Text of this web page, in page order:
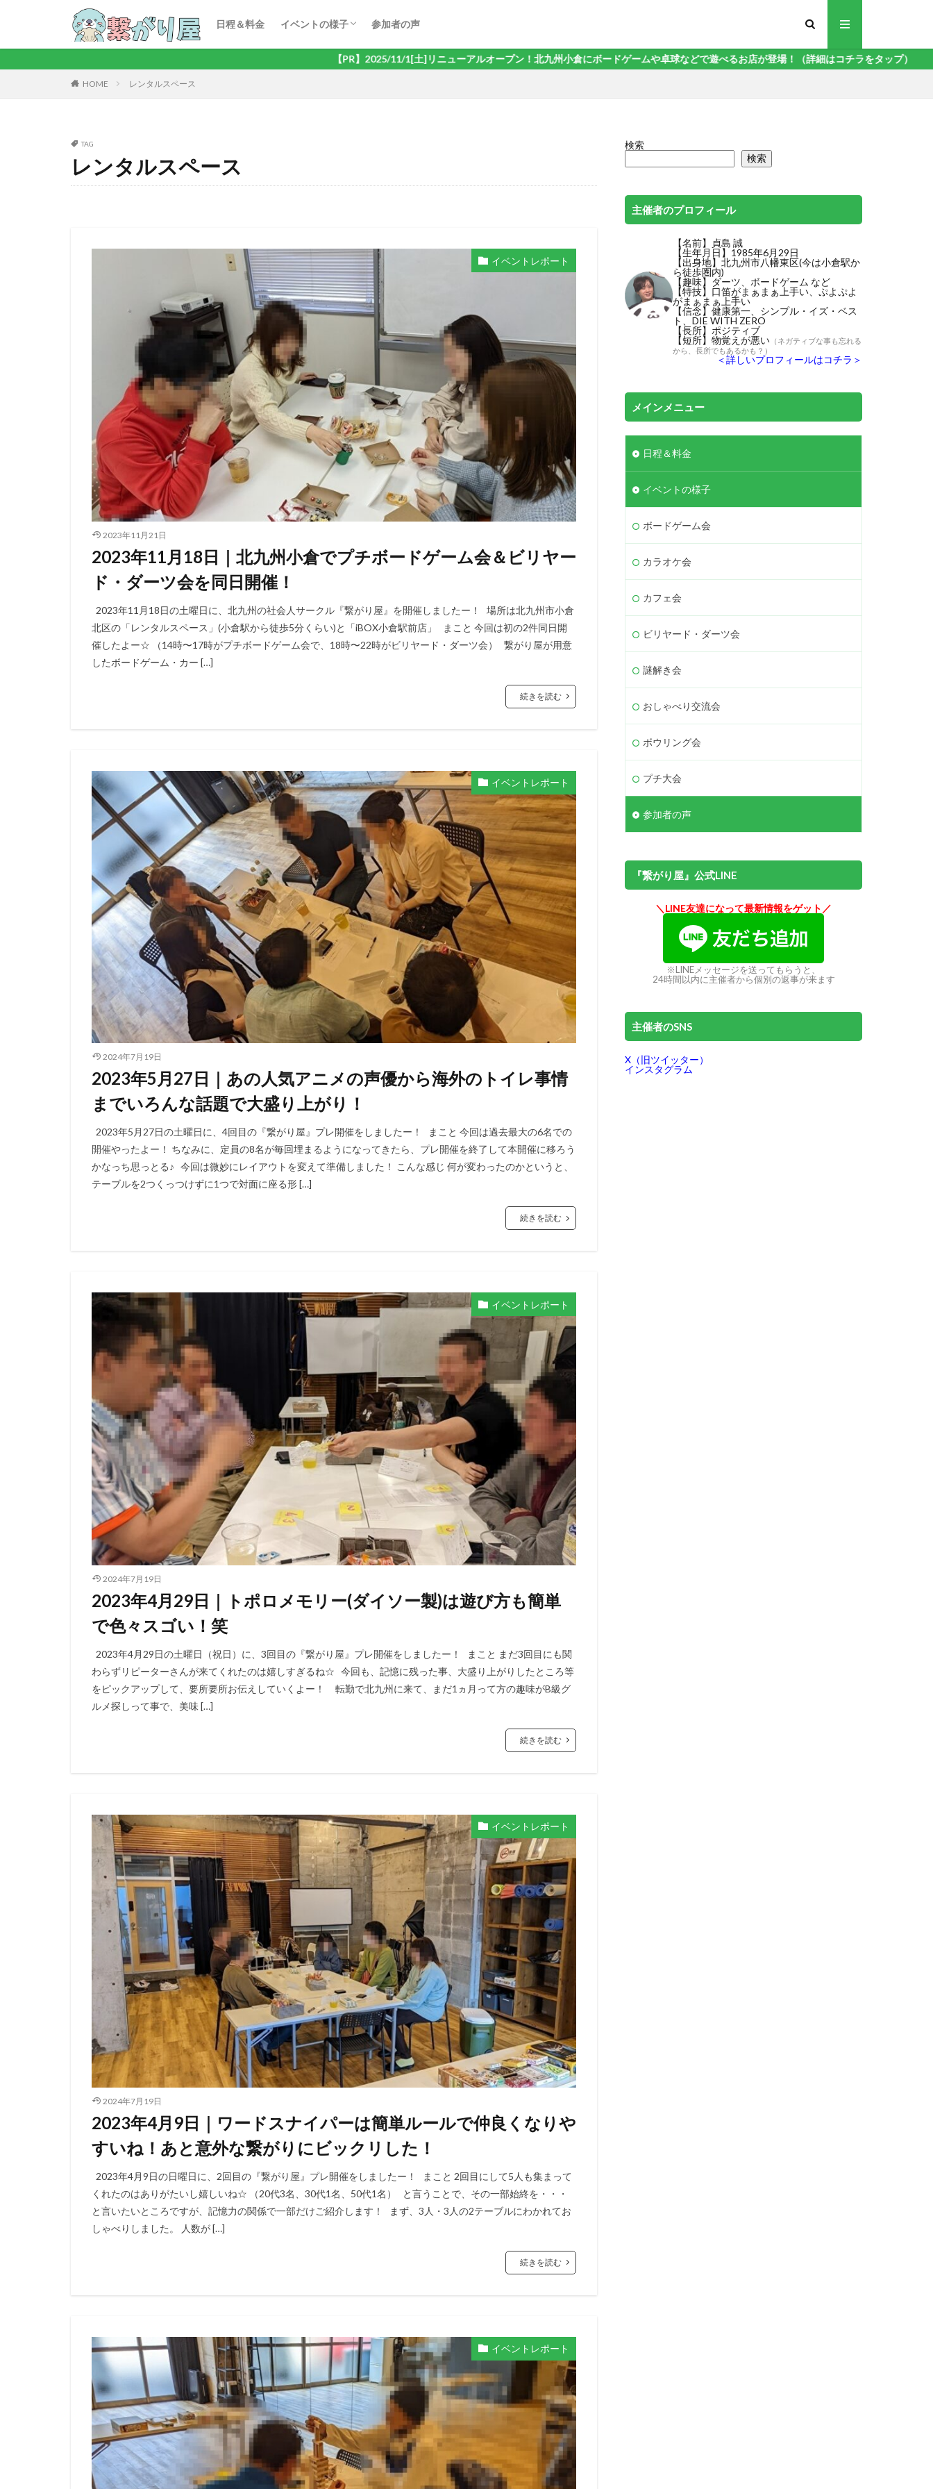
日程＆料金 イベントの様子
ボードゲーム会
ビリヤード・ダーツ会
おしゃべり交流会
ボウリング会
参加者の声
【PR】2025/11/1[土]リニューアルオープン！北九州小倉にボードゲームや卓球などで遊べるお店が登場！（詳細はコチラをタップ）
HOME レンタルスペース
TAG
レンタルスペース
イベントレポート
2023年11月21日
2023年11月18日｜北九州小倉でプチボードゲーム会＆ビリヤー
ド・ダーツ会を同日開催！
2023年11月18日の土曜日に、北九州の社会人サークル『繋がり屋』を開催しましたー！ 場所は北九州市小倉
北区の「レンタルスペース」(小倉駅から徒歩5分くらい)と「iBOX小倉駅前店」 まこと 今回は初の2件同日開
催したよー☆ （14時〜17時がプチボードゲーム会で、18時〜22時がビリヤード・ダーツ会） 繋がり屋が用意
したボードゲーム・カー […]
続きを読む
イベントレポート
2024年7月19日
2023年5月27日｜あの人気アニメの声優から海外のトイレ事情
までいろんな話題で大盛り上がり！
2023年5月27日の土曜日に、4回目の『繋がり屋』プレ開催をしましたー！ まこと 今回は過去最大の6名での
開催やったよー！ ちなみに、定員の8名が毎回埋まるようになってきたら、プレ開催を終了して本開催に移ろう
かなっち思っとる♪ 今回は微妙にレイアウトを変えて準備しました！ こんな感じ 何が変わったのかというと、
テーブルを2つくっつけずに1つで対面に座る形 […]
続きを読む
イベントレポート
2024年7月19日
2023年4月29日｜トポロメモリー(ダイソー製)は遊び方も簡単
で色々スゴい！笑
2023年4月29日の土曜日（祝日）に、3回目の『繋がり屋』プレ開催をしましたー！ まこと まだ3回目にも関
わらずリピーターさんが来てくれたのは嬉しすぎるね☆ 今回も、記憶に残った事、大盛り上がりしたところ等
をピックアップして、要所要所お伝えしていくよー！ 転勤で北九州に来て、まだ1ヵ月って方の趣味がB級グ
ルメ探しって事で、美味 […]
続きを読む
イベントレポート
2024年7月19日
2023年4月9日｜ワードスナイパーは簡単ルールで仲良くなりや
すいね！あと意外な繋がりにビックリした！
2023年4月9日の日曜日に、2回目の『繋がり屋』プレ開催をしましたー！ まこと 2回目にして5人も集まって
くれたのはありがたいし嬉しいね☆ （20代3名、30代1名、50代1名） と言うことで、その一部始終を・・・
と言いたいところですが、記憶力の関係で一部だけご紹介します！ まず、3人・3人の2テーブルにわかれてお
しゃべりしました。 人数が […]
続きを読む
イベントレポート
検索
検索
主催者のプロフィール
【名前】貞島 誠
【生年月日】1985年6月29日
【出身地】北九州市八幡東区(今は小倉駅か
ら徒歩圏内)
【趣味】ダーツ、ボードゲーム など
【特技】 口笛がまぁまぁ上手い 、ぷよぷよ
がまぁまぁ上手い
【信念】健康第一、シンプル・イズ・ベス
ト、DIE WITH ZERO
【長所】ポジティブ
【短所】物覚えが悪い （ネガティブな事も忘れる
から、長所でもあるかも？）
＜詳しいプロフィールはコチラ＞
メインメニュー
日程＆料金
イベントの様子
ボードゲーム会
カラオケ会
カフェ会
ビリヤード・ダーツ会
謎解き会
おしゃべり交流会
ボウリング会
プチ大会
参加者の声
『繋がり屋』公式LINE
＼LINE友達になって最新情報をゲット／
※LINEメッセージを送ってもらうと、
24時間以内に主催者から個別の返事が来ます
主催者のSNS
X（旧ツイッター）
インスタグラム